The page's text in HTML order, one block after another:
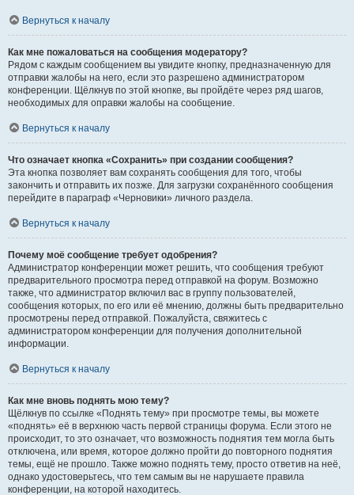
Вернуться к началу
Как мне пожаловаться на сообщения модератору?
Рядом с каждым сообщением вы увидите кнопку, предназначенную для
отправки жалобы на него, если это разрешено администратором
конференции. Щёлкнув по этой кнопке, вы пройдёте через ряд шагов,
необходимых для оправки жалобы на сообщение.
Вернуться к началу
Что означает кнопка «Сохранить» при создании сообщения?
Эта кнопка позволяет вам сохранять сообщения для того, чтобы
закончить и отправить их позже. Для загрузки сохранённого сообщения
перейдите в параграф «Черновики» личного раздела.
Вернуться к началу
Почему моё сообщение требует одобрения?
Администратор конференции может решить, что сообщения требуют
предварительного просмотра перед отправкой на форум. Возможно
также, что администратор включил вас в группу пользователей,
сообщения которых, по его или её мнению, должны быть предварительно
просмотрены перед отправкой. Пожалуйста, свяжитесь с
администратором конференции для получения дополнительной
информации.
Вернуться к началу
Как мне вновь поднять мою тему?
Щёлкнув по ссылке «Поднять тему» при просмотре темы, вы можете
«поднять» её в верхнюю часть первой страницы форума. Если этого не
происходит, то это означает, что возможность поднятия тем могла быть
отключена, или время, которое должно пройти до повторного поднятия
темы, ещё не прошло. Также можно поднять тему, просто ответив на неё,
однако удостоверьтесь, что тем самым вы не нарушаете правила
конференции, на которой находитесь.